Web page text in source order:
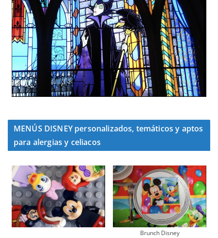
MENÚS DISNEY personalizados, temáticos y aptos
para alergias y celiacos
Brunch Disney